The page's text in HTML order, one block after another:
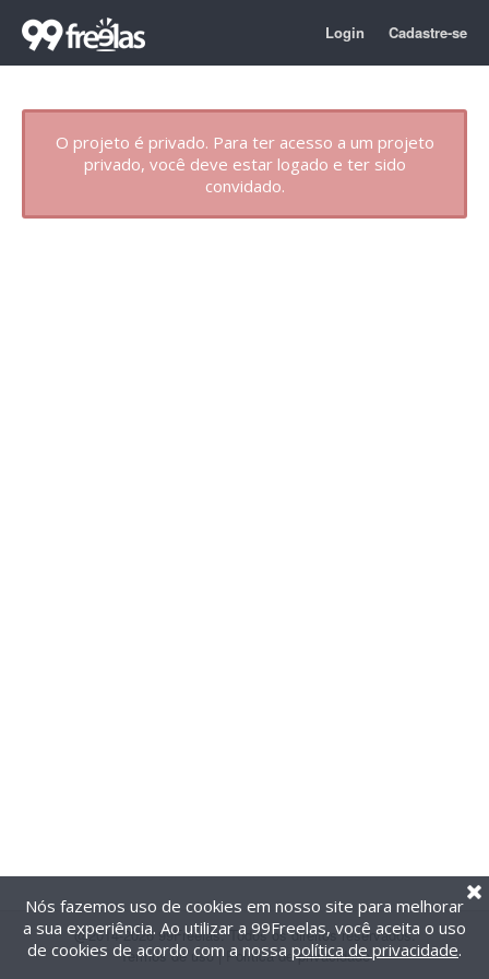
Login Cadastre-se
O projeto é privado. Para ter acesso a um projeto
privado, você deve estar logado e ter sido
convidado.
@2014-2026 99Freelas. Todos os direitos reservados.
Termos de uso| Política de privacidade
Nós fazemos uso de cookies em nosso site para melhorar
a sua experiência. Ao utilizar a 99Freelas, você aceita o uso
de cookies de acordo com a nossa política de privacidade.